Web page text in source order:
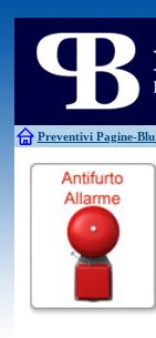
Preventivi Pagine-Blu
Antifurti
Allarme
Bagni chimici
Caldaie
Canne fumarie